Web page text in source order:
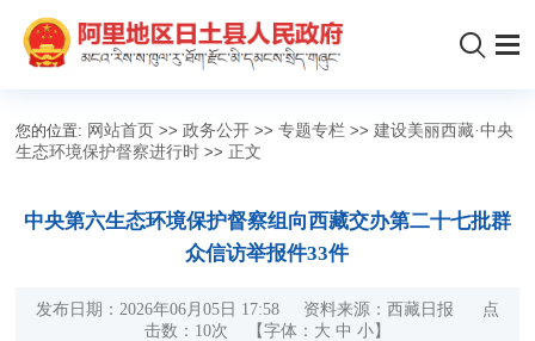
您的位置: 网站首页 >>政务公开 >>专题专栏 >>建设美丽西藏·中央
生态环境保护督察进行时 >> 正文
中央第六生态环境保护督察组向西藏交办第二十七批群
众信访举报件33件
发布日期：2026年06月05日 17:58 资料来源：西藏日报 点
击数： 10次 【字体： 大 中 小】